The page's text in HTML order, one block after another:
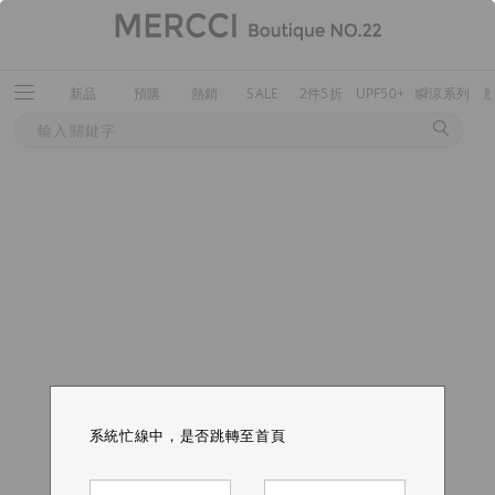
新品 預購 熱銷 SALE 2件5折 UPF50+ 瞬涼系列
系統忙線中，是否跳轉至首頁
系統忙線中，是否跳轉至首頁
系統忙線中，是否跳轉至首頁
系統忙線中，是否跳轉至首頁
系統忙線中，是否跳轉至首頁